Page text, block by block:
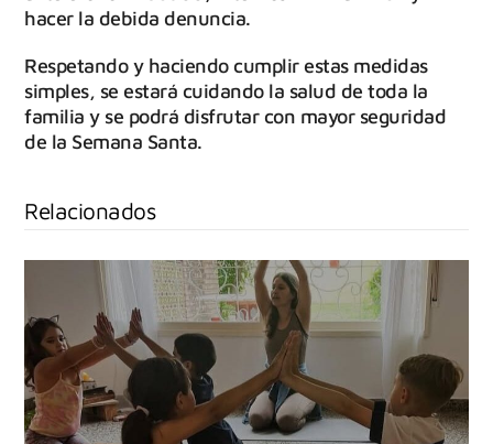
hacer la debida denuncia.
Respetando y haciendo cumplir estas medidas
simples, se estará cuidando la salud de toda la
familia y se podrá disfrutar con mayor seguridad
de la Semana Santa.
Relacionados